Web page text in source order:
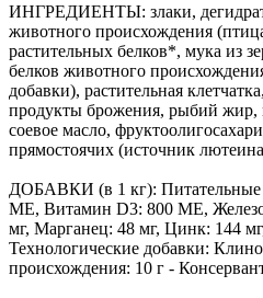
ИНГРЕДИЕНТЫ: злаки,
животного происхождения
растительных белков*, мука из
белков животного
добавки), растительная
продукты брожения, рыбий жир,
соевое масло,
прямостоячих (источник
ДОБАВКИ (в 1 кг): Питательные
ME, Витамин D3: 800 ME,
мг, Марганец: 48 мг, Цинк: 144
Технологические добавки:
происхождения: 10 г -